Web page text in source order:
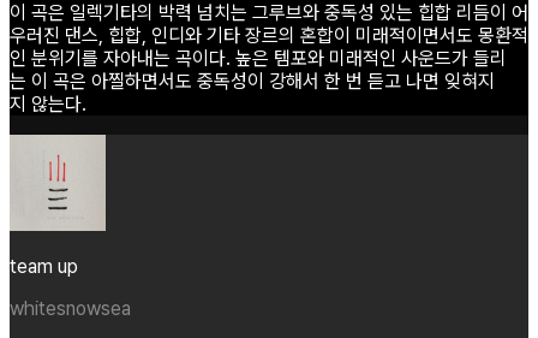
이 곡은 일렉기타의 박력 넘치는 그루브와 중독성 있는 힙합 리듬이 어
우러진 댄스, 힙합, 인디와 기타 장르의 혼합이 미래적이면서도 몽환적
인 분위기를 자아내는 곡이다. 높은 템포와 미래적인 사운드가 들리
는 이 곡은 아찔하면서도 중독성이 강해서 한 번 듣고 나면 잊혀지
지 않는다.
team up
whitesnowsea